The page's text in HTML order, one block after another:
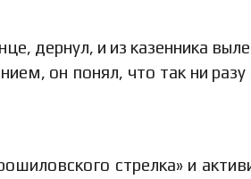
дернул, и из казенника
он понял, что так ни разу
стрелка» и